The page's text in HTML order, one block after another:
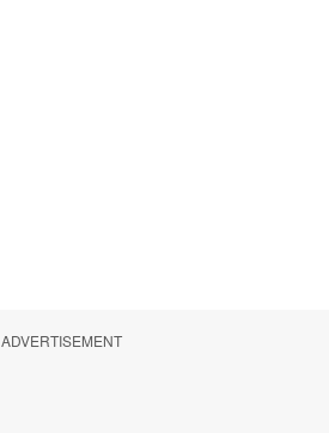
ADVERTISEMENT